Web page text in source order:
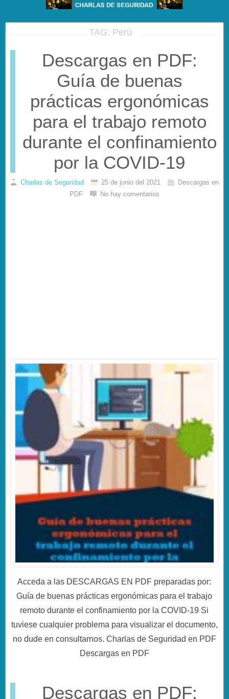
TAG: Perú
Descargas en PDF:
Guía de buenas
prácticas ergonómicas
para el trabajo remoto
durante el confinamiento
por la COVID-19
Charlas de Seguridad 25 de junio del 2021
Descargas en
PDF
No hay comentarios
Acceda a las DESCARGAS EN PDF preparadas por:
Guía de buenas prácticas ergonómicas para el trabajo
remoto durante el confinamiento por la COVID-19 Si
tuviese cualquier problema para visualizar el documento,
no dude en consultarnos. Charlas de Seguridad en PDF
Descargas en PDF
Descargas en PDF: